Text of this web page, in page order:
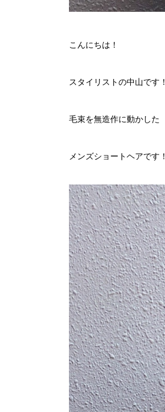
こんにちは！
スタイリストの中山です！
毛束を無造作に動かした
メンズショートヘアです！